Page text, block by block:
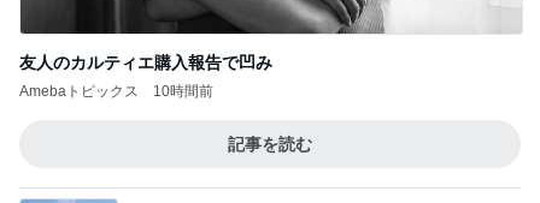
Amebaトピックス 14時間前